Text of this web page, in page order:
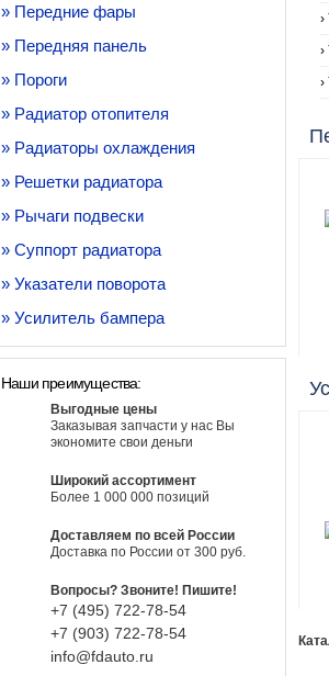
›
›
›
» Передние фары
» Передняя панель
» Пороги
» Радиатор отопителя
» Радиаторы охлаждения
» Решетки радиатора
» Рычаги подвески
» Суппорт радиатора
» Указатели поворота
» Усилитель бампера
Наши преимущества:
Выгодные цены
Заказывая запчасти у нас Вы
экономите свои деньги
Широкий ассортимент
Более 1 000 000 позиций
Доставляем по всей России
Доставка по России от 300 руб.
Вопросы? Звоните! Пишите!
+7 (495) 722-78-54
+7 (903) 722-78-54
info@fdauto.ru